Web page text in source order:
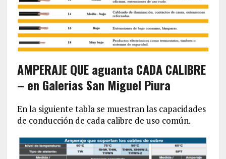
AMPERAJE QUE aguanta CADA CALIBRE
– en Galerias San Miguel Piura
En la siguiente tabla se muestran las capacidades
de conducción de cada calibre de uso común.